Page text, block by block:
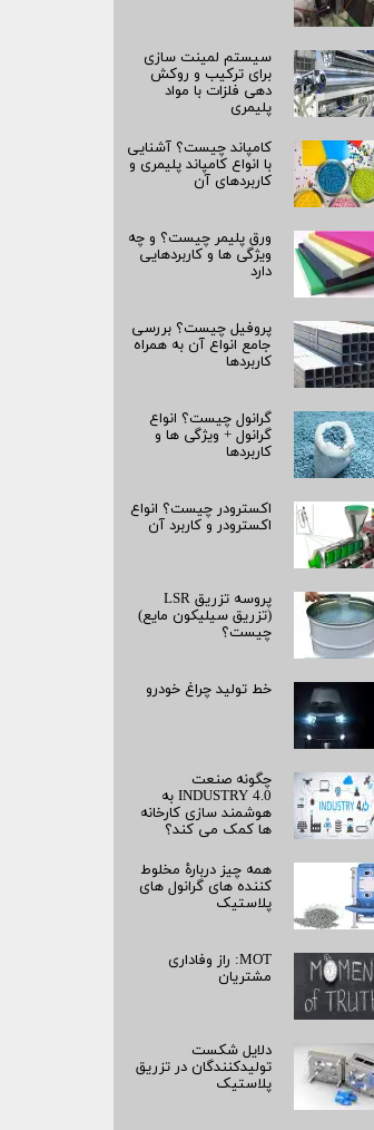
سیستم لمینت‌ سازی
برای ترکیب و روکش‌
دهی فلزات با مواد
پلیمری
کامپاند چیست؟ آشنایی
با انواع کامپاند پلیمری و
کاربردهای آن
ورق پلیمر چیست؟ و چه
ویژگی ها و کاربردهایی
دارد
پروفیل چیست؟ بررسی
جامع انواع آن به همراه
کاربردها
گرانول چیست؟ انواع
گرانول + ویژگی ها و
کاربردها
اکسترودر چیست؟ انواع
اکسترودر و کاربرد آن
پروسه تزریق LSR
(تزریق سیلیکون مایع)
چیست؟
خط تولید چراغ خودرو
چگونه صنعت
INDUSTRY 4.0 به
هوشمند سازی کارخانه
ها کمک می کند؟
همه چیز دربارۀ مخلوط
کننده های گرانول های
پلاستیک
MOT: راز وفاداری
مشتریان
دلایل شکست
تولیدکنندگان در تزریق
پلاستیک